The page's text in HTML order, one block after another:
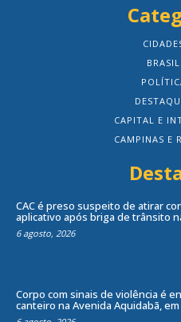
BRASIL
CAPITAL E
CAMPINAS E
CAC é preso suspeito de atirar
aplicativo após briga de trânsito
6 agosto, 2026
Corpo com sinais de violência é
canteiro na Avenida Aquidabã, em